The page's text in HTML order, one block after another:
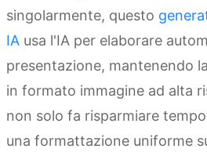
singolarmente, questo
IA usa l'IA per elaborare
presentazione, mantenendo
in formato immagine ad alta
non solo fa risparmiare
una formattazione uniforme